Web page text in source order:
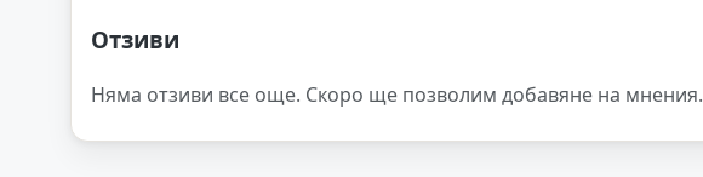
Отзиви
Няма отзиви все още. Скоро ще позволим добавяне на мнения.